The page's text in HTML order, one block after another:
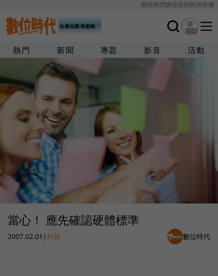
關於我們廣告合作內容授權
熱門 新聞 專題 影音 活動
當心！ 應先確認硬體標準
2007.02.01 |科技 數位時代